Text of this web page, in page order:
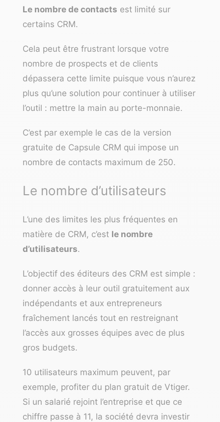
Le nombre de contacts est limité sur
certains CRM.
Cela peut être frustrant lorsque votre
nombre de prospects et de clients
dépassera cette limite puisque vous n’aurez
plus qu’une solution pour continuer à utiliser
l’outil : mettre la main au porte-monnaie.
C’est par exemple le cas de la version
gratuite de Capsule CRM qui impose un
nombre de contacts maximum de 250.
Le nombre d’utilisateurs
L’une des limites les plus fréquentes en
matière de CRM, c’est le nombre
d’utilisateurs.
L’objectif des éditeurs des CRM est simple :
donner accès à leur outil gratuitement aux
indépendants et aux entrepreneurs
fraîchement lancés tout en restreignant
l’accès aux grosses équipes avec de plus
gros budgets.
10 utilisateurs maximum peuvent, par
exemple, profiter du plan gratuit de Vtiger.
Si un salarié rejoint l’entreprise et que ce
chiffre passe à 11, la société devra investir